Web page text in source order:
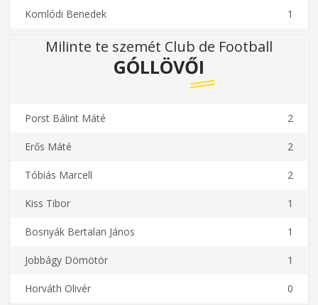
Komlódi Benedek 1
Milinte te szemét Club de Football
GÓLLÖVŐI
Porst Bálint Máté 2
Erős Máté 2
Tóbiás Marcell 2
Kiss Tibor 1
Bosnyák Bertalan János 1
Jobbágy Dömötör 1
Horváth Olivér 0